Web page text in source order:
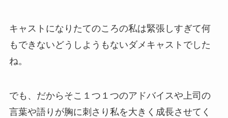
キャストになりたてのころの私は緊張しすぎて何
もできないどうしようもないダメキャストでした
ね。
でも、だからそこ１つ１つのアドバイスや上司の
言葉や語りが胸に刺さり私を大きく成長させてく